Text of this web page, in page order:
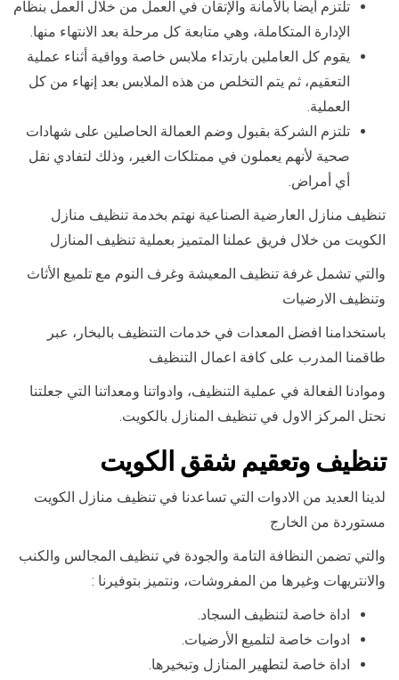
تلتزم أيضا بالأمانة والإتقان في العمل من خلال العمل بنظام
الإدارة المتكاملة، وهي متابعة كل مرحلة بعد الانتهاء منها.
يقوم كل العاملين بارتداء ملابس خاصة وواقية أثناء عملية
التعقيم، ثم يتم التخلص من هذه الملابس بعد إنهاء من كل
العملية.
تلتزم الشركة بقبول وضم العمالة الحاصلين على شهادات
صحية لأنهم يعملون في ممتلكات الغير، وذلك لتفادي نقل
أي أمراض.
تنظيف منازل العارضية الصناعية نهتم بخدمة تنظيف منازل
الكويت من خلال فريق عملنا المتميز بعملية تنظيف المنازل
والتي تشمل غرفة تنظيف المعيشة وغرف النوم مع تلميع الأثاث
وتنظيف الارضيات
باستخدامنا افضل المعدات في خدمات التنظيف بالبخار، عبر
طاقمنا المدرب على كافة اعمال التنظيف
وموادنا الفعالة في عملية التنظيف، وادواتنا ومعداتنا التي جعلتنا
نحتل المركز الاول في تنظيف المنازل بالكويت.
تنظيف وتعقيم شقق الكويت
لدينا العديد من الادوات التي تساعدنا في تنظيف منازل الكويت
مستوردة من الخارج
والتي تضمن النظافة التامة والجودة في تنظيف المجالس والكنب
والانتريهات وغيرها من المفروشات، ونتميز بتوفيرنا :
اداة خاصة لتنظيف السجاد.
ادوات خاصة لتلميع الأرضيات.
اداة خاصة لتطهير المنازل وتبخيرها.